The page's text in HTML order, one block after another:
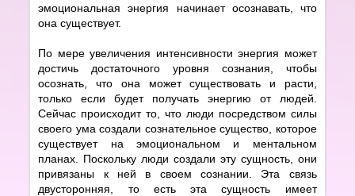
эмоциональная энергия начинает осознавать, что
она существует.
По мере увеличения интенсивности энергия может
достичь достаточного уровня сознания, чтобы
осознать, что она может существовать и расти,
только если будет получать энергию от людей.
Сейчас происходит то, что люди посредством силы
своего ума создали сознательное существо, которое
существует на эмоциональном и ментальном
планах. Поскольку люди создали эту сущность, они
привязаны к ней в своем сознании. Эта связь
двусторонняя, то есть эта сущность имеет